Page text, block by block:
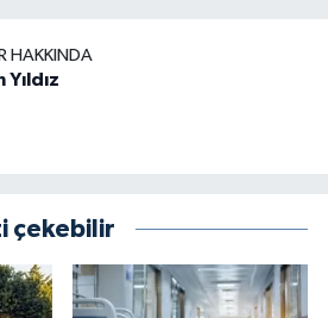
HAKKINDA
Yıldız
çekebilir